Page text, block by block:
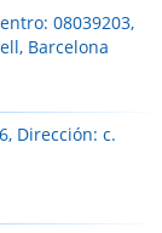
08039203,
Barcelona
Dirección: c.